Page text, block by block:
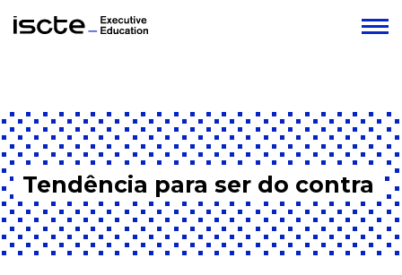
Tendência para ser do contra